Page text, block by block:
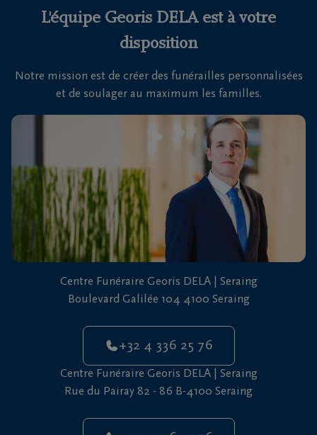
fréquemment
Nous
sommes
là pour
+32
4
336
L'équipe Georis DELA est à votre
disposition
Notre mission est de créer des funérailles personnalisées
et de soulager au maximum les familles.
Centre Funéraire Georis DELA | Seraing
Boulevard Galilée 104 4100 Seraing
+32 4 336 25 76
Centre Funéraire Georis DELA | Seraing
Rue du Pairay 82 - 86 B-4100 Seraing